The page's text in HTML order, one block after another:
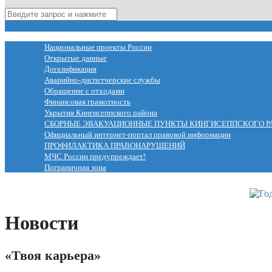
Национальные проекты России
Открытые данные
Догазификация
Аварийно-диспетчерские службы
Обращение с отходами
Финансовая грамотность
Укрытия Кингисеппского района
СБОРНЫЕ ЭВАКУАЦИОННЫЕ ПУНКТЫ КИНГИСЕППСКОГО
Официальный интернет-портал правовой информации
ПРОФИЛАКТИКА ПРАВОНАРУШЕНИЙ
МЧС России предупреждает!
Пограничная зона
Новости
«Твоя карьера»